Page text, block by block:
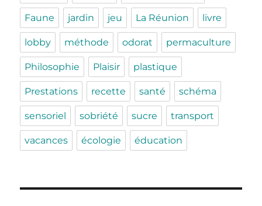
Faune jardin jeu La Réunion livre
lobby méthode odorat permaculture
Philosophie Plaisir plastique
Prestations recette santé schéma
sensoriel sobriété sucre transport
vacances écologie éducation